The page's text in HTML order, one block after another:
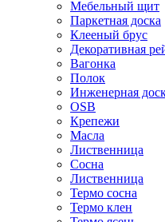
Мебельный щит
Паркетная доска
Клееный брус
Декоративная
Вагонка
Полок
Инженерная
OSB
Крепежи
Масла
Лиственница
Сосна
Лиственница
Термо сосна
Термо клен